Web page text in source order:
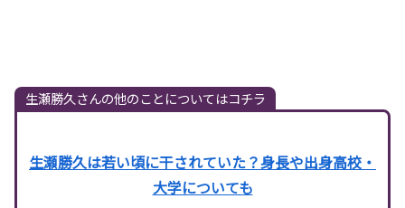
生瀬勝久さんの他のことについてはコチラ
生瀬勝久は若い頃に干されていた？身長や出身高校・
大学についても